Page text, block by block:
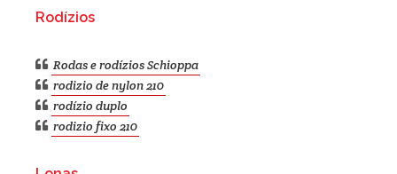
Rodízios
Rodas e rodízios Schioppa
rodizio de nylon 210
rodízio duplo
rodizio fixo 210